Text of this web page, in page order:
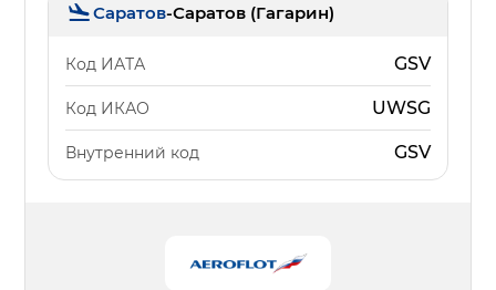
Саратов-Саратов (Гагарин)
Код ИАТА GSV
Код ИКАО UWSG
Внутренний код GSV